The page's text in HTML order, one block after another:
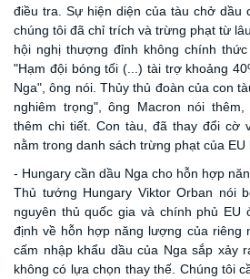
điều tra. Sự hiện diện của tàu chở dầu
chúng tôi đã chỉ trích và trừng phạt từ
hội nghị thượng đỉnh không chính thức
"Hạm đội bóng tối (...) tài trợ khoảng
Nga", ông nói. Thủy thủ đoàn của con
nghiêm trọng", ông Macron nói
thêm chi tiết. Con tàu, đã thay đổi cờ
nằm trong danh sách trừng phạt của EU
- Hungary cần dầu Nga cho hỗn hợp
Thủ tướng Hungary Viktor Orban nói
nguyên thủ quốc gia và chính phủ EU
định về hỗn hợp năng lượng của riêng
cấm nhập khẩu dầu của Nga sắp xảy
không có lựa chọn thay thế. Chúng tôi